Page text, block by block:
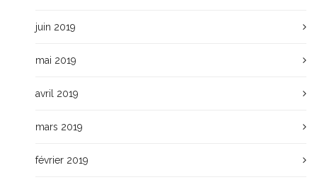
juin 2019
mai 2019
avril 2019
mars 2019
février 2019